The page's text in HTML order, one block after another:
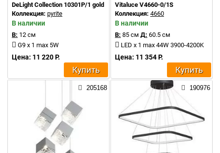
DeLight Collection 10301P/1 gold
Коллекция: pyrite
В наличии
В: 12 см
G9 x 1 max 5W
Цена: 11 220 Р.
Купить
Vitaluce V4660-0/1S
Коллекция: 4660
В наличии
В: 85 см Д: 60.5 см
LED x 1 max 44W 3900-4200K
Цена: 11 354 Р.
Купить
205168 190976